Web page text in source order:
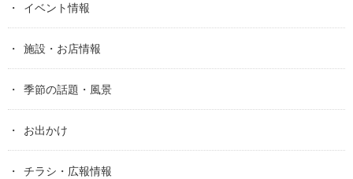
イベント情報
施設・お店情報
季節の話題・風景
お出かけ
チラシ・広報情報